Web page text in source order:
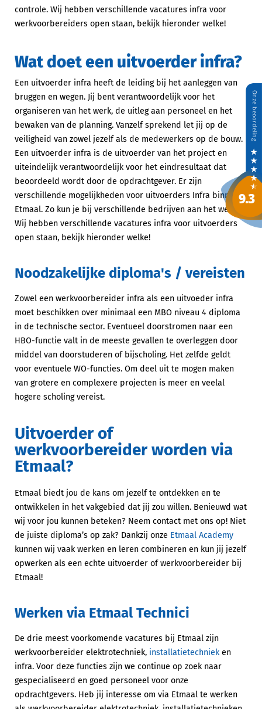
controle. Wij hebben verschillende vacatures infra voor
werkvoorbereiders open staan, bekijk hieronder welke!
Wat doet een uitvoerder infra?
Een uitvoerder infra heeft de leiding bij het aanleggen van
bruggen en wegen. Jij bent verantwoordelijk voor het
organiseren van het werk, de uitleg aan personeel en het
bewaken van de planning. Vanzelf sprekend let jij op de
veiligheid van zowel jezelf als de medewerkers op de bouw.
Een uitvoerder infra is de uitvoerder van het project en
uiteindelijk verantwoordelijk voor het eindresultaat dat
beoordeeld wordt door de opdrachtgever. Er zijn
verschillende mogelijkheden voor uitvoerders Infra binnen
Etmaal. Zo kun je bij verschillende bedrijven aan het werk.
Wij hebben verschillende vacatures infra voor uitvoerders
open staan, bekijk hieronder welke!
Noodzakelijke diploma's / vereisten
Zowel een werkvoorbereider infra als een uitvoeder infra
moet beschikken over minimaal een MBO niveau 4 diploma
in de technische sector. Eventueel doorstromen naar een
HBO-functie valt in de meeste gevallen te overleggen door
middel van doorstuderen of bijscholing. Het zelfde geldt
voor eventuele WO-functies. Om deel uit te mogen maken
van grotere en complexere projecten is meer en veelal
hogere scholing vereist.
Uitvoerder of
werkvoorbereider worden via
Etmaal?
Etmaal biedt jou de kans om jezelf te ontdekken en te
ontwikkelen in het vakgebied dat jij zou willen. Benieuwd wat
wij voor jou kunnen beteken? Neem contact met ons op! Niet
de juiste diploma’s op zak? Dankzij onze Etmaal Academy
kunnen wij vaak werken en leren combineren en kun jij jezelf
opwerken als een echte uitvoerder of werkvoorbereider bij
Etmaal!
Werken via Etmaal Technici
De drie meest voorkomende vacatures bij Etmaal zijn
werkvoorbereider elektrotechniek, installatietechnieken
infra. Voor deze functies zijn we continue op zoek naar
gespecialiseerd en goed personeel voor onze
opdrachtgevers. Heb jij interesse om via Etmaal te werken